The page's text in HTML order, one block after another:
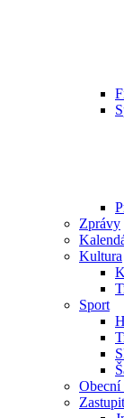
Zprávy
Kultura
Sport
Obecní